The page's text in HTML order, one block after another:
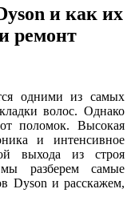
и как их
ремонт
одними из самых
волос. Однако
поломок. Высокая
и интенсивное
выхода из строя
разберем самые
Dyson и расскажем,